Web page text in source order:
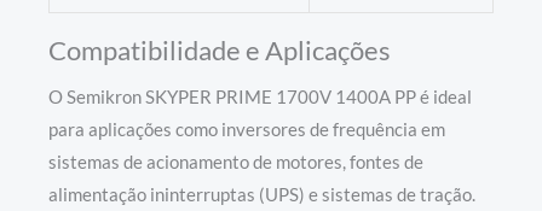
Compatibilidade e Aplicações
O Semikron SKYPER PRIME 1700V 1400A PP é ideal
para aplicações como inversores de frequência em
sistemas de acionamento de motores, fontes de
alimentação ininterruptas (UPS) e sistemas de tração.